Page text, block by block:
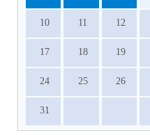
10 11 12
17 18 19
24 25 26
31